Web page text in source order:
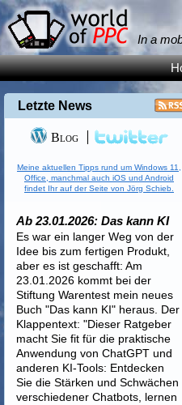
In a
Letzte News
Blog
Meine aktuellen Tipps rund um Windows 11,
Office, manchmal auch iOS und Android
findet Ihr auf der Seite von Jörg Schieb.
Ab 23.01.2026: Das kann KI
Es war ein langer Weg von der
Idee bis zum fertigen Produkt,
aber es ist geschafft: Am
23.01.2026 kommt bei der
Stiftung Warentest mein neues
Buch "Das kann KI" heraus. Der
Klappentext: "Dieser Ratgeber
macht Sie fit für die praktische
Anwendung von ChatGPT und
anderen KI-Tools: Entdecken
Sie die Stärken und Schwächen
verschiedener Chatbots, lernen